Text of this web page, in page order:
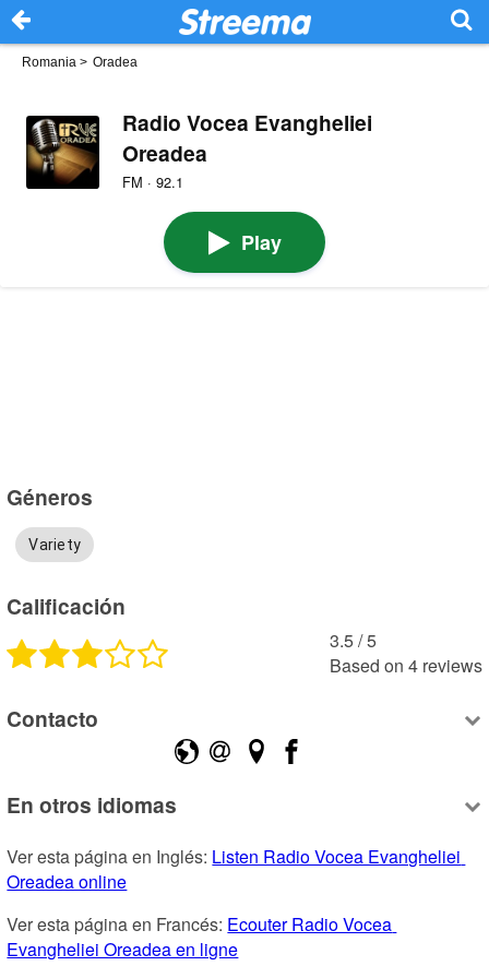
Romania > Oradea
Radio Vocea Evangheliei
Oreadea
FM · 92.1
Play
Géneros
Variety
Calificación
3.5 /5
Based on 4 reviews
Contacto
En otros idiomas
Ver esta página en Inglés: Listen Radio Vocea Evangheliei
Oreadea online
Ver esta página en Francés: Ecouter Radio Vocea
Evangheliei Oreadea en ligne